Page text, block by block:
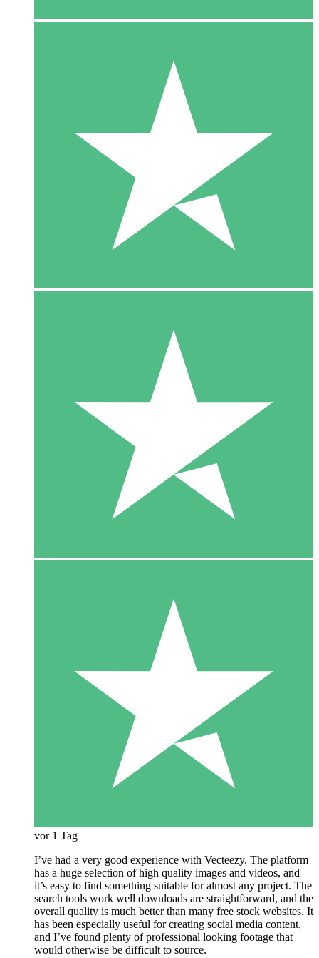
vor 1 Tag
I’ve had a very good experience with Vecteezy. The platform
has a huge selection of high quality images and videos, and
it’s easy to find something suitable for almost any project. The
search tools work well downloads are straightforward, and the
overall quality is much better than many free stock websites. It
has been especially useful for creating social media content,
and I’ve found plenty of professional looking footage that
would otherwise be difficult to source.